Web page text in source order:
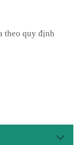
theo quy định